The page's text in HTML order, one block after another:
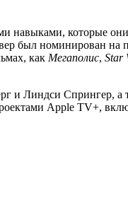
навыками, которые
был номинирован на
как Мегаполис, Star
и Линдси Спрингер, а
Apple TV+,